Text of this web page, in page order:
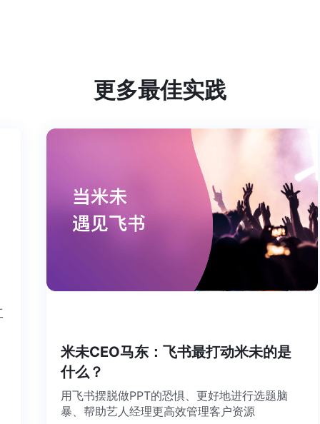
更多最佳实践
工
米未CEO马东：飞书最打动米未的是
什么？
用飞书摆脱做PPT的恐惧、更好地进行选题脑
暴、帮助艺人经理更高效管理客户资源